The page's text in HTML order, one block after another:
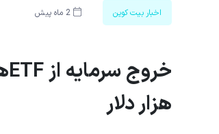
اخبار بیت کوین 2 ماه پیش
هزار دلار